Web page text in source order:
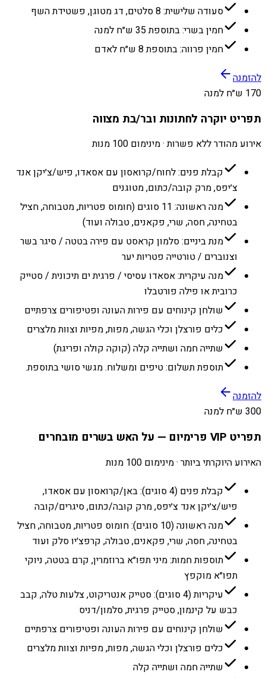
סעודה שלישית: 8 סלטים, דג מטוגן, פשטידת השף
חמין בשרי: בתוספת 35 ש״ח למנה
חמין פרווה: בתוספת 8 ש״ח לאדם
להזמנה
170 ש״ח למנה
תפריט יוקרה לחתונות ובר/בת מצווה
אירוע מהודר ללא פשרות · מינימום 100 מנות
קבלת פנים: לחוח/קרואסון עם אסאדו, פיש/צ׳יקן אנד
צ׳יפס, מרק קובה/כתום, מטוגנים
מנה ראשונה: 11 סוגים (חומוס פטריות, מטבוחה, חציל
בטחינה, חסה, שרי, פקאנים, טבולה ועוד)
מנת ביניים: סלמון קראסט עם פירה בטטה / סיגר בשר
וצנוברים / טורטייה פטריות יער
מנה עיקרית: אסאדו עסיסי / פרגית ים תיכונית / סטייק
כרובית או פילה פורטבלו
שולחן קינוחים עם פירות העונה ופטיפורים צרפתיים
כלים פורצלן וכלי הגשה, מפות, מפיות וצוות מלצרים
שתייה חמה ושתייה קלה (קוקה קולה ופריגת)
תוספת תשלום: טיפים ומשלוח. מגשי סושי בתוספת.
להזמנה
300 ש״ח למנה
תפריט VIP פרימיום — על האש בשרים מובחרים
האירוע היוקרתי ביותר · מינימום 100 מנות
קבלת פנים (4 סוגים): באן/קרואסון עם אסאדו,
פיש/צ׳יקן אנד צ׳יפס, מרק קובה/כתום, סיגרים/קובה
מנה ראשונה (10 סוגים): חומוס פטריות, מטבוחה, חציל
בטחינה, חסה, שרי, פקאנים, טבולה, קרפצ׳יו סלק ועוד
תוספות חמות: מיני תפו״א ברוזמרין, קרם בטטה, ניוקי
תפו״א מוקפץ
עיקריות (4 סוגים): סטייק אנטריקוט, צלעות טלה, קבב
כבש על קינמון, סטייק פרגית, סלמון/דניס
שולחן קינוחים עם פירות העונה ופטיפורים צרפתיים
כלים פורצלן וכלי הגשה, מפות, מפיות וצוות מלצרים
שתייה חמה ושתייה קלה